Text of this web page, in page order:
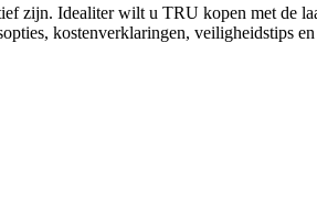
zijn. Idealiter wilt u TRU kopen met de
kostenverklaringen, veiligheidstips